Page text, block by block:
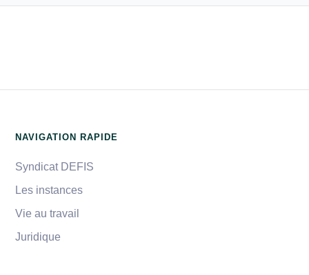
NAVIGATION RAPIDE
Syndicat DEFIS
Les instances
Vie au travail
Juridique